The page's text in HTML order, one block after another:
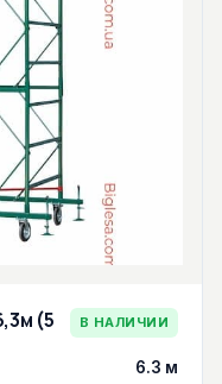
(5
В НАЛИЧИИ
6.3 м